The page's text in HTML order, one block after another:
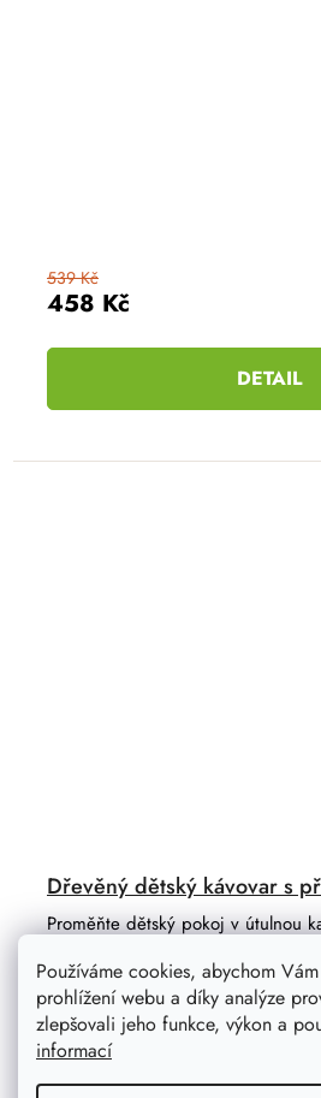
Používáme cookies, abychom
prohlížení webu a díky analýze
zlepšovali jeho funkce, výkon a
informací
458 Kč
539 Kč
DETAIL
Dřevěný dětský kávovar s
Proměňte dětský pokoj v útulnou
baristy a baristky, kteří si rádi
promyšlenému designu...